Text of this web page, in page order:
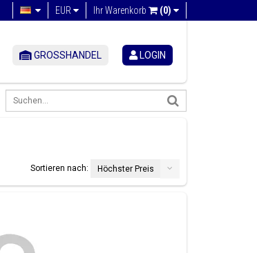
Ihr Warenkorb (0)
EUR
GROSSHANDEL LOGIN
Sortieren nach:
Höchster Preis